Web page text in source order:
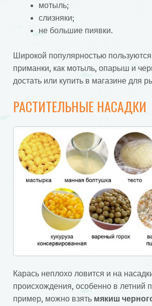
мотыль;
слизняки;
не большие пиявки.
Широкой популярностью пользуются
приманки, как мотыль, опарыш и
достать или купить в магазине для
РАСТИТЕЛЬНЫЕ НАСАДКИ
Карась неплохо ловится и на
происхождения, особенно в летний
пример, можно взять мякиш